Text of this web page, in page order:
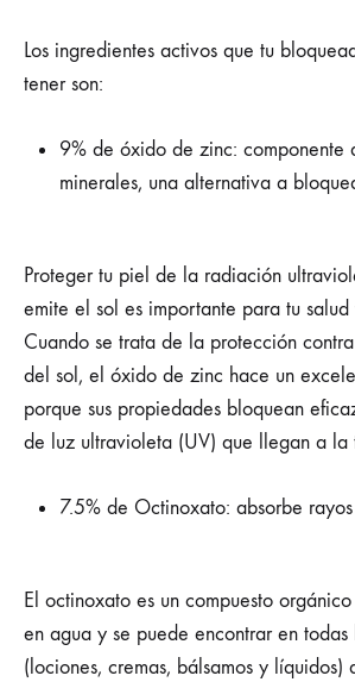
Los ingredientes activos que tu
tener son:
9% de óxido de zinc: componente
minerales, una alternativa a
Proteger tu piel de la radiación
emite el sol es importante para tu salud
Cuando se trata de la protección
del sol, el óxido de zinc hace un
porque sus propiedades bloquean
de luz ultravioleta (UV) que llegan a la
7.5% de Octinoxato: absorbe
El octinoxato es un compuesto
en agua y se puede encontrar en todas
(lociones, cremas, bálsamos y líquidos)